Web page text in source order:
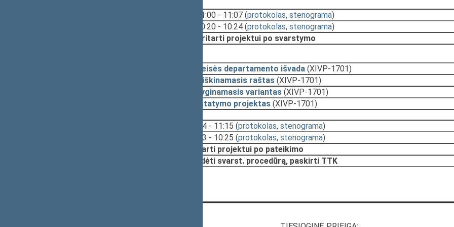
11:00 - 11:07 (protokolas, stenograma)
10:20 - 10:24 (protokolas, stenograma)
Pritarti projektui po svarstymo
Teisės departamento išvada (XIVP-1701)
Aiškinamasis raštas (XIVP-1701)
Lyginamasis variantas (XIVP-1701)
Įstatymo projektas (XIVP-1701)
11:14 - 11:15 (protokolas, stenograma)
10:03 - 10:25 (protokolas, stenograma)
Pritarti projektui po pateikimo
Pradėti svarst. procedūrą, paskirti TTK